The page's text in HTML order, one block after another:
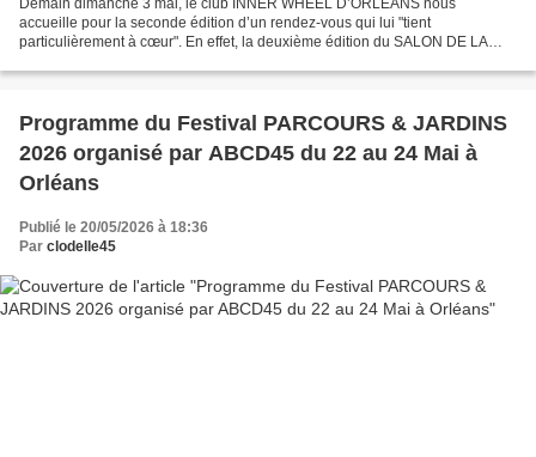
Demain dimanche 3 mai, le club INNER WHEEL D’ORLEANS nous
accueille pour la seconde édition d’un rendez-vous qui lui "tient
particulièrement à cœur". En effet, la deuxième édition du SALON DE LA
Programme du Festival PARCOURS & JARDINS
2026 organisé par ABCD45 du 22 au 24 Mai à
Orléans
Publié le 20/05/2026 à 18:36
Par clodelle45